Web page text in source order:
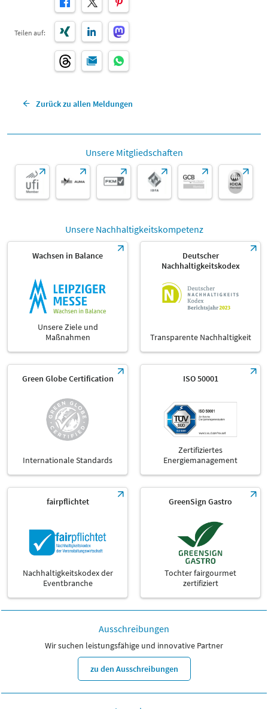
Teilen auf:
Zurück zu allen Meldungen
Unsere Mitgliedschaften
Unsere Nachhaltigkeitskompetenz
Wachsen in Balance
Unsere Ziele und
Maßnahmen
Deutscher
Nachhaltigkeitskodex
Transparente Nachhaltigkeit
Green Globe Certification
Internationale Standards
ISO 50001
Zertifiziertes
Energiemanagement
fairpflichtet
Nachhaltigkeitskodex der
Eventbranche
GreenSign Gastro
Tochter fairgourmet
zertifiziert
Ausschreibungen
Wir suchen leistungsfähige und innovative Partner
zu den Ausschreibungen